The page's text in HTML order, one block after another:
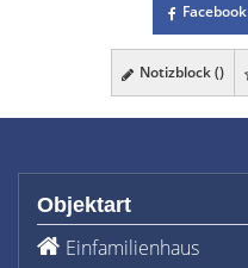
Facebook
Notizblock ()
Objektart
Einfamilienhaus